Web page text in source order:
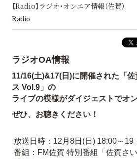
【Radio】ラジオ・オンエア情報（佐賀）
Radio
ラジオOA情報
11/16(土)&17(日)に開催された「
ス Vol.9」の
ライブの模様がダイジェストでオ
ぜひ、お聴きください！
放送日時：12月8日(日) 18:00～19
番組：FM佐賀 特別番組「佐賀さ